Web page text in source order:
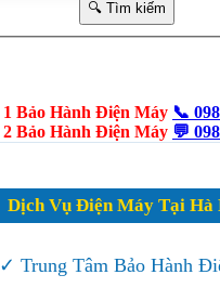
📞
💬
Dịch Vụ Điện Máy Tại Hà
✓ Trung Tâm Bảo Hành